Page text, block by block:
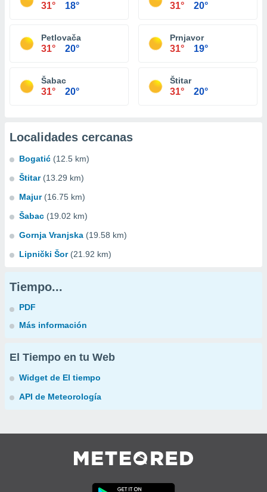
31° 18° 31° 20°
Petlovača
31° 20°
Prnjavor
31° 19°
Šabac
31° 20°
Štitar
31° 20°
Localidades cercanas
Bogatić (12.5 km)
Štitar (13.29 km)
Majur (16.75 km)
Šabac (19.02 km)
Gornja Vranjska (19.58 km)
Lipnički Šor (21.92 km)
Tiempo...
PDF
Más información
El Tiempo en tu Web
Widget de El tiempo
API de Meteorología